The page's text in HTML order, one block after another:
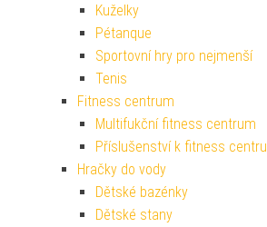
Kuželky
Pétanque
Sportovní hry pro nejmenší
Tenis
Fitness centrum
Multifukční fitness centrum
Příslušenství k fitness centru
Hračky do vody
Dětské bazénky
Dětské stany